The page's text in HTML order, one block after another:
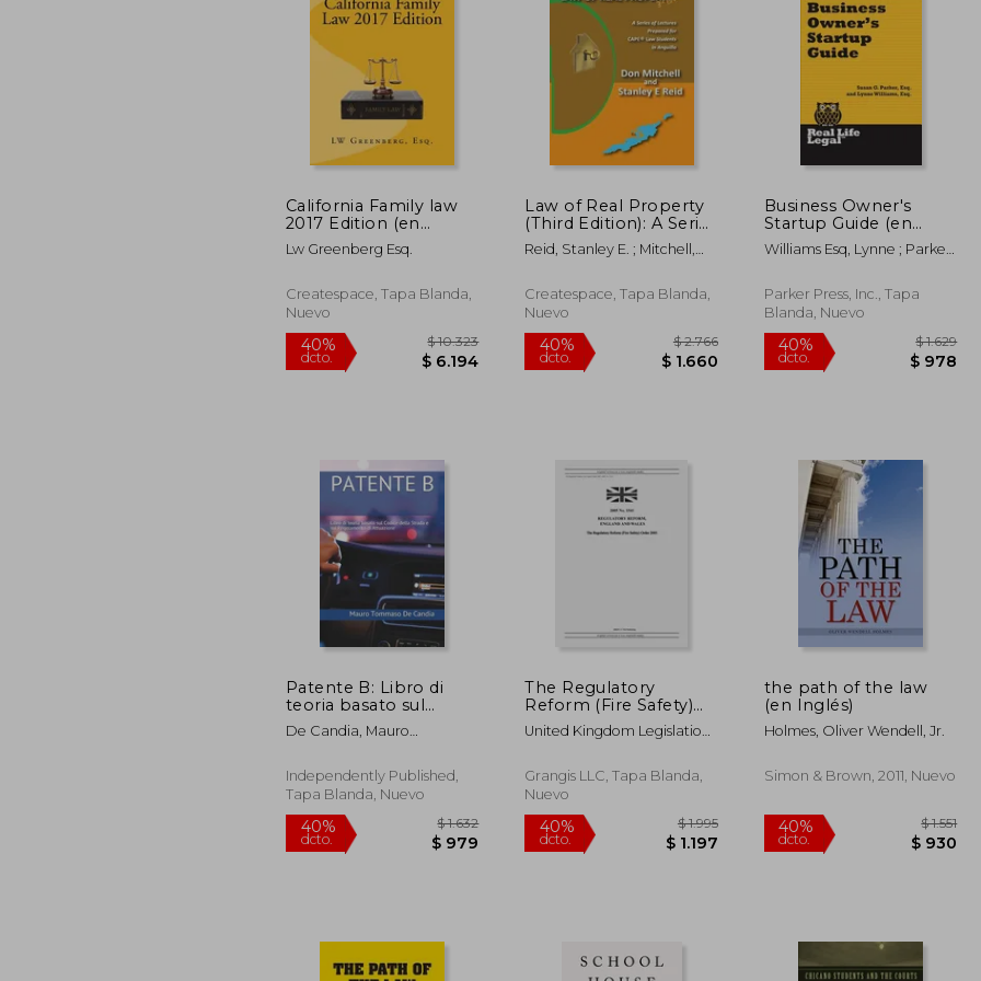
40% 40% 40%
California Family law
2017 Edition (en
Inglés)
Lw Greenberg Esq.
Createspace, Tapa Blanda,
Nuevo
40%
dcto.
$ 10.323
$ 6.194
Law of Real Property
(Third Edition): A Series
of Lectures Prepared
for CAPE Law
(en Inglés)
Reid, Stanley E. ; Mitchell,
Createspace, Tapa Blanda,
Nuevo
40%
dcto.
$ 2.766
$ 1.660
Business Owner's
Startup Guide (en
Inglés)
Williams Esq, Lynne ; Parker
Parker Press, Inc., Tapa
Blanda, Nuevo
dcto.
Patente B: Libro di
teoria basato sul
Codice della Strada e
sul Regolamento di
Italiano)
De Candia, Mauro
Independently Published,
Tapa Blanda, Nuevo
The Regulatory
Reform (Fire Safety)
Order 2005 (en Inglés)
United Kingdom Legislation ;
Grangis LLC, Tapa Blanda,
Nuevo
the path of the law
(en Inglés)
Holmes, Oliver Wendell, Jr.
Simon & Brown, 2011, Nuevo